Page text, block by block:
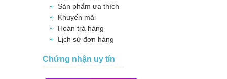
Sản phẩm ưa thích
Khuyến mãi
Hoàn trả hàng
Lịch sử đơn hàng
Chứng nhận uy tín